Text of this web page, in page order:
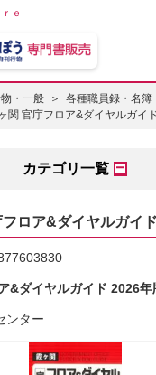
ｅ
・一般 各種職員録・名簿
関 官庁フロア&ダイヤルガイ
カテゴリ一覧
ロア&ダイヤルガイ
&ダイヤルガイド 2026年
ンター